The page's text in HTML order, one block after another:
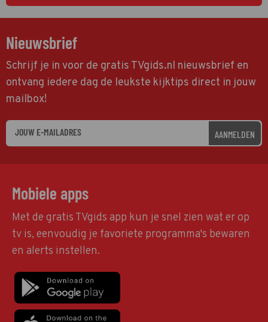
Nieuwsbrief
Schrijf je in voor de gratis TVgids.nl nieuwsbrief en
ontvang iedere dag de leukste kijktips direct in jouw
mailbox!
AANMELDEN
Mobiele apps
Met de gratis TVgids app kun je snel zien wat er op
tv is, eenvoudig je favoriete programma's bewaren
en alerts instellen.